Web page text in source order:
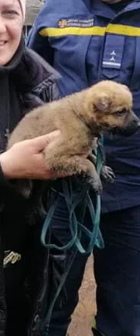
ПОМЕР
25 листопада 2025